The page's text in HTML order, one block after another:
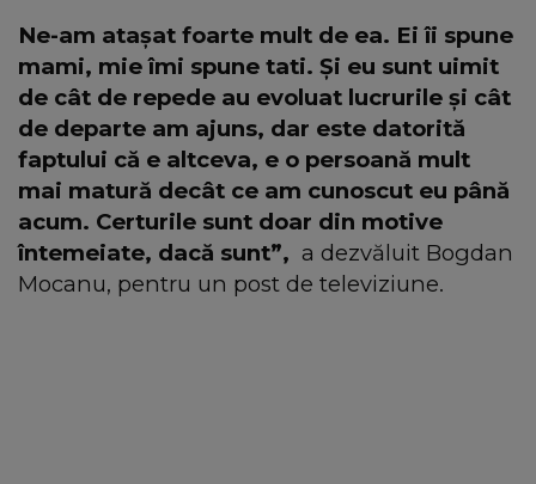
Ne-am atașat foarte mult de ea. Ei îi spune
mami, mie îmi spune tati. Și eu sunt uimit
de cât de repede au evoluat lucrurile și cât
de departe am ajuns, dar este datorită
faptului că e altceva, e o persoană mult
mai matură decât ce am cunoscut eu până
acum. Certurile sunt doar din motive
întemeiate, dacă sunt”, a dezvăluit Bogdan
Mocanu, pentru un post de televiziune.